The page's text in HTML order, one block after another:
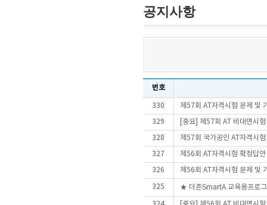
공지사항
번호
330 제57회 AT자격시험 문제 및
329 [중요] 제57회 AT 비대면시
328 제57회 국가공인 AT자격시
327 제56회 AT자격시험 확정답
326 제56회 AT자격시험 문제 및
325 ★ 더존SmartA 교육용프로